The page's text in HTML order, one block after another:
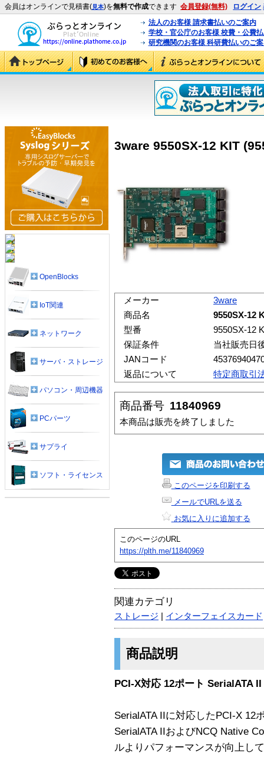
会員はオンラインで見積書(見本)を無料で作成できます 会員登録(無料) ログイン
法人のお客様 請求書払いのご案内
学校・官公庁のお客様 校費・公費
研究機関のお客様 科研費払いのご
3ware 9550SX-12 KIT
メーカー
3ware
商品名
9550SX-12
型番
9550SX-12
保証条件
当社販売日
JANコード
返品について
特定商取引
商品番号 11840969
本商品は販売を終了しました
このページを印刷する
メールでURLを送る
お気に入りに追加する
このページのURL
https://plth.me/11840969
関連カテゴリ
ストレージ インターフェイスカード
商品説明
PCI-X対応 12ポート SerialATA
SerialATA IIに対応したPCI-X 12
SerialATA IIおよびNCQ Native
ルよりパフォーマンスが向上し
OpenBlocks
IoT関連
ネットワーク
サーバ・ストレージ
パソコン・周辺機器
PCパーツ
サプライ
ソフト・ライセンス